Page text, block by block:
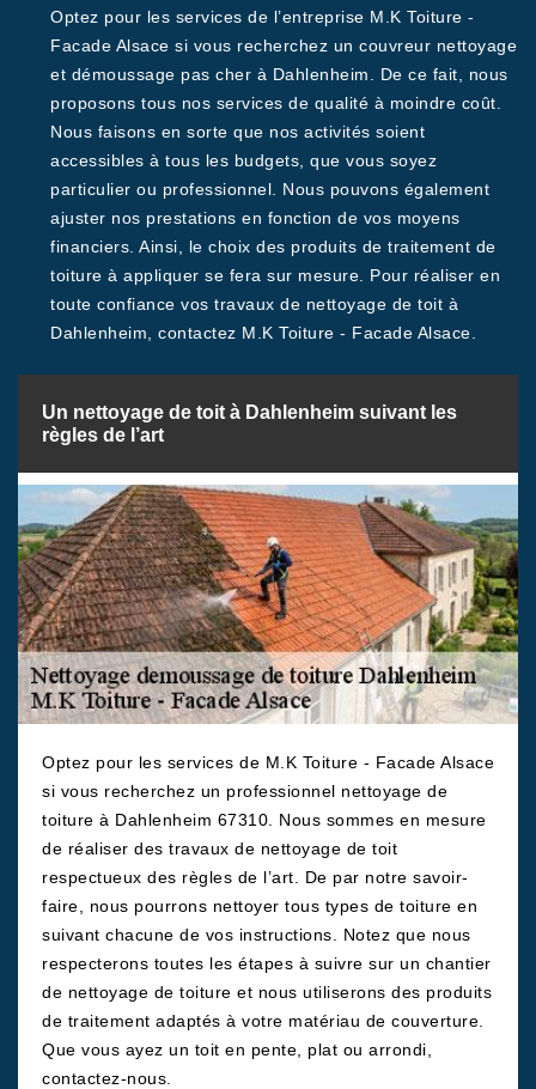
Optez pour les services de l’entreprise M.K Toiture -
Facade Alsace si vous recherchez un couvreur nettoyage
et démoussage pas cher à Dahlenheim. De ce fait, nous
proposons tous nos services de qualité à moindre coût.
Nous faisons en sorte que nos activités soient
accessibles à tous les budgets, que vous soyez
particulier ou professionnel. Nous pouvons également
ajuster nos prestations en fonction de vos moyens
financiers. Ainsi, le choix des produits de traitement de
toiture à appliquer se fera sur mesure. Pour réaliser en
toute confiance vos travaux de nettoyage de toit à
Dahlenheim, contactez M.K Toiture - Facade Alsace.
Un nettoyage de toit à Dahlenheim suivant les
règles de l’art
Optez pour les services de M.K Toiture - Facade Alsace
si vous recherchez un professionnel nettoyage de
toiture à Dahlenheim 67310. Nous sommes en mesure
de réaliser des travaux de nettoyage de toit
respectueux des règles de l’art. De par notre savoir-
faire, nous pourrons nettoyer tous types de toiture en
suivant chacune de vos instructions. Notez que nous
respecterons toutes les étapes à suivre sur un chantier
de nettoyage de toiture et nous utiliserons des produits
de traitement adaptés à votre matériau de couverture.
Que vous ayez un toit en pente, plat ou arrondi,
contactez-nous.